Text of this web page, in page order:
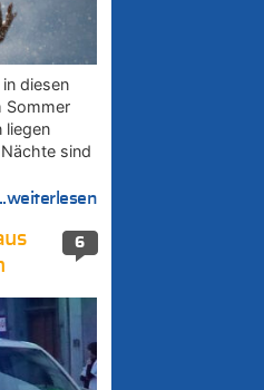
diesen
Sommer
liegen
sind
6